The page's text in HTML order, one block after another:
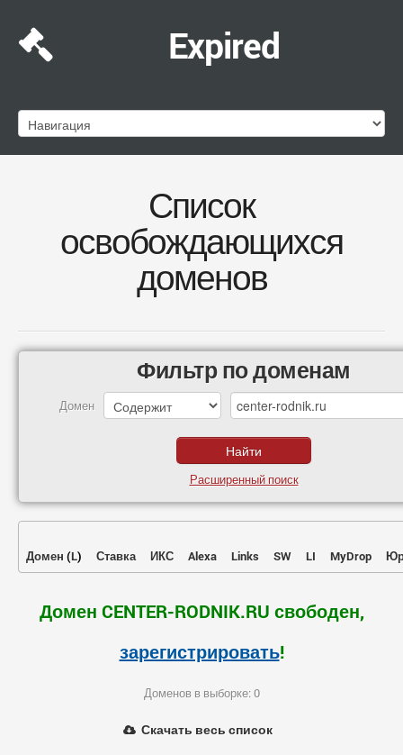
Expired
Список
освобождающихся
доменов
Фильтр по доменам
Домен
Расширенный поиск
Домен (L) Ставка ИКС Alexa Links SW LI MyDrop
Домен CENTER-RODNIK.RU свободен,
зарегистрировать!
Доменов в выборке: 0
Скачать весь список